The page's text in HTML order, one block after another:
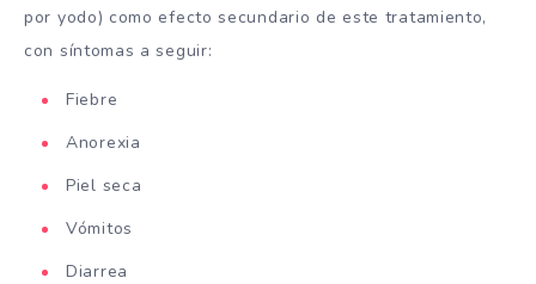
por yodo) como efecto secundario de este tratamiento,
con síntomas a seguir:
Fiebre
Anorexia
Piel seca
Vómitos
Diarrea